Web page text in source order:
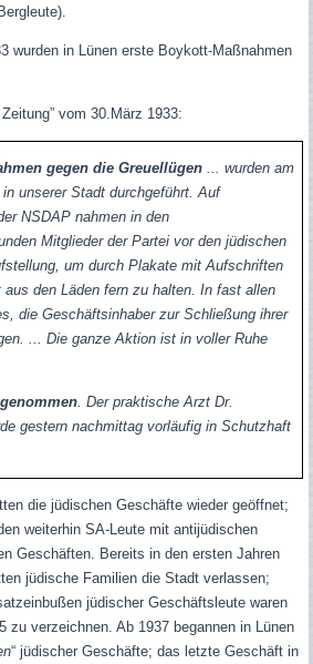
wurden in Lünen erste Boykott-Maßnahmen
vom 30.März 1933:
gegen die Greuellügen... wurden am
unserer Stadt durchgeführt. Auf
NSDAP nahmen in den
Mitglieder der Partei vor den jüdischen
um durch Plakate mit Aufschriften
aus den Läden fern zu halten. In fast allen
die Geschäftsinhaber zur Schließung ihrer
... Die ganze Aktion ist in voller Ruhe
. Der praktische Arzt Dr.
gestern nachmittag vorläufig in Schutzhaft
die jüdischen Geschäfte wieder geöffnet;
weiterhin SA-Leute mit antijüdischen
Geschäften. Bereits in den ersten Jahren
jüdische Familien die Stadt verlassen;
jüdischer Geschäftsleute waren
zu verzeichnen. Ab 1937 begannen in Lünen
“ jüdischer Geschäfte; das letzte Geschäft in